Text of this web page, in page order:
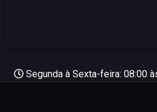
Segunda à Sexta-feira: 08:00